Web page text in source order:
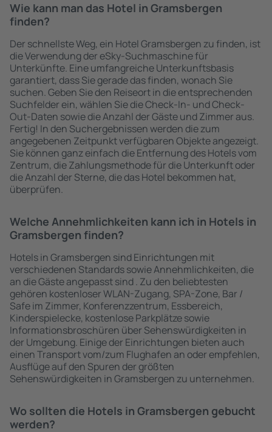
Wie kann man das Hotel in Gramsbergen
finden?
Der schnellste Weg, ein Hotel Gramsbergen zu finden, ist
die Verwendung der eSky-Suchmaschine für
Unterkünfte. Eine umfangreiche Unterkunftsbasis
garantiert, dass Sie gerade das finden, wonach Sie
suchen. Geben Sie den Reiseort in die entsprechenden
Suchfelder ein, wählen Sie die Check-In- und Check-
Out-Daten sowie die Anzahl der Gäste und Zimmer aus.
Fertig! In den Suchergebnissen werden die zum
angegebenen Zeitpunkt verfügbaren Objekte angezeigt.
Sie können ganz einfach die Entfernung des Hotels vom
Zentrum, die Zahlungsmethode für die Unterkunft oder
die Anzahl der Sterne, die das Hotel bekommen hat,
überprüfen.
Welche Annehmlichkeiten kann ich in Hotels in
Gramsbergen finden?
Hotels in Gramsbergen sind Einrichtungen mit
verschiedenen Standards sowie Annehmlichkeiten, die
an die Gäste angepasst sind . Zu den beliebtesten
gehören kostenloser WLAN-Zugang, SPA-Zone, Bar /
Safe im Zimmer, Konferenzzentrum, Essbereich,
Kinderspielecke, kostenlose Parkplätze sowie
Informationsbroschüren über Sehenswürdigkeiten in
der Umgebung. Einige der Einrichtungen bieten auch
einen Transport vom/zum Flughafen an oder empfehlen,
Ausflüge auf den Spuren der größten
Sehenswürdigkeiten in Gramsbergen zu unternehmen.
Wo sollten die Hotels in Gramsbergen gebucht
werden?